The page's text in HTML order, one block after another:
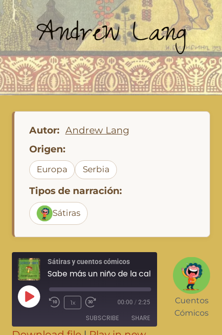
Andrew Lang
Autor: Andrew Lang
Origen:
Europa Serbia
Tipos de narración:
Sátiras
Cuentos
Cómicos
Sátiras y cuentos cómicos
1x 00:00 / 2:25
SUBSCRIBE SHARE